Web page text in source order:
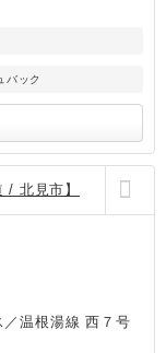
バック
北見市】
温根湯線 西７号